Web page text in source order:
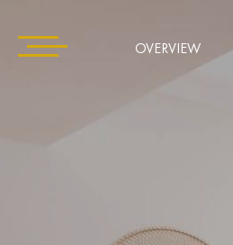
OVERVIEW